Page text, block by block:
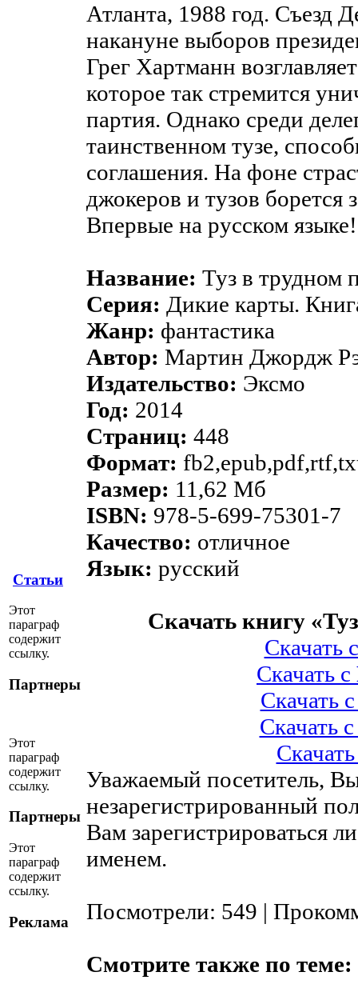
Статьи
Этот
параграф
содержит
ссылку.
Партнеры
Этот
параграф
содержит
ссылку.
Партнеры
Этот
параграф
содержит
ссылку.
Реклама
Атланта, 1988 год. Съезд
накануне выборов
Грег Хартманн
которое так стремится
партия. Однако среди
таинственном тузе,
соглашения. На фоне
джокеров и тузов борется
Впервые на русском языке!
Название: Туз в трудном
Серия: Дикие карты.
Жанр: фантастика
Автор: Мартин Джордж
Издательство: Эксмо
Год: 2014
Страниц: 448
Формат:
Размер: 11,62 Мб
ISBN: 978-5-699-75301-7
Качество: отличное
Язык: русский
Скачать книгу
Скачать
Скачать с
Скачать
Скачать
Уважаемый посетитель,
незарегистрированный
Вам зарегистрироваться
именем.
Посмотрели: 549 |
Смотрите также по теме: